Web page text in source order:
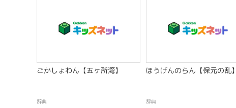
ごかしょわん【五ヶ所湾】
辞典
ほうげんのらん【保元の乱】
辞典